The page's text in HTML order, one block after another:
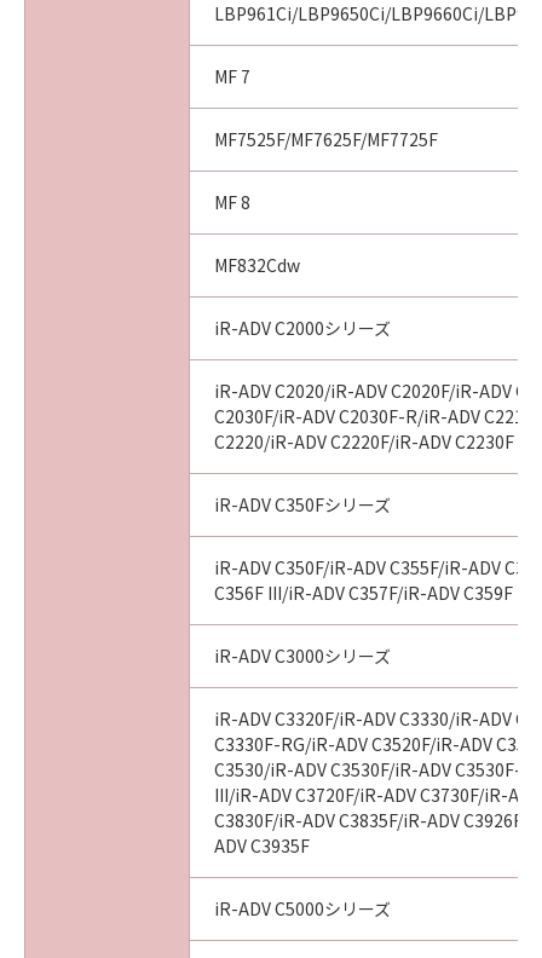
LBP961Ci/LBP9650Ci/LBP9660Ci/
MF 7
MF7525F/MF7625F/MF7725F
MF 8
MF832Cdw
iR-ADV C2000シリーズ
iR-ADV C2020/iR-ADV C2020F/iR-ADV
C2030F/iR-ADV C2030F-R/iR-ADV
C2220/iR-ADV C2220F/iR-ADV C2230F
iR-ADV C350Fシリーズ
iR-ADV C350F/iR-ADV C355F/iR-ADV
C356F III/iR-ADV C357F/iR-ADV C359F
iR-ADV C3000シリーズ
iR-ADV C3320F/iR-ADV C3330/iR-ADV
C3330F-RG/iR-ADV C3520F/iR-ADV
C3530/iR-ADV C3530F/iR-ADV C3530F-
III/iR-ADV C3720F/iR-ADV C3730F/iR-
C3830F/iR-ADV C3835F/iR-ADV C3926F/
ADV C3935F
iR-ADV C5000シリーズ